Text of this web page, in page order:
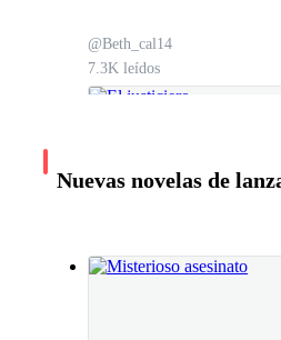
Rowan Arden.
la mirada como una presa que
@Beth_cal14
7.3K leídos
Nuevas novelas de